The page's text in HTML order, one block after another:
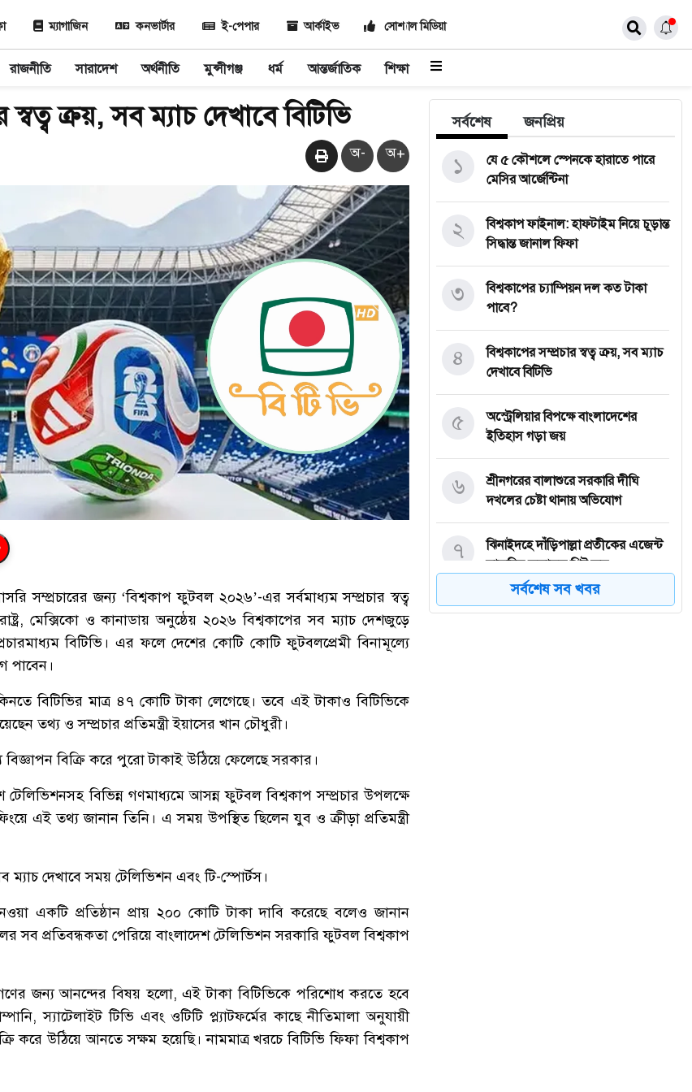
ম্যাগাজিন কনভার্টার ই-পেপার আর্কাইভ সোশ্যাল মিডিয়া
রাজনীতি সারাদেশ অর্থনীতি মুন্সীগঞ্জ ধর্ম আন্তর্জাতিক শিক্ষা
স্বত্ব ক্রয়, সব ম্যাচ দেখাবে বিটিভি
অ- অ+
সম্প্রচারের জন্য ‘বিশ্বকাপ ফুটবল ২০২৬’-এর সর্বমাধ্যম সম্প্রচার স্বত্ব
মেক্সিকো ও কানাডায় অনুষ্ঠেয় ২০২৬ বিশ্বকাপের সব ম্যাচ দেশজুড়ে
বিটিভি। এর ফলে দেশের কোটি কোটি ফুটবলপ্রেমী বিনামূল্যে
পাবেন।
বিটিভির মাত্র ৪৭ কোটি টাকা লেগেছে। তবে এই টাকাও বিটিভিকে
তথ্য ও সম্প্রচার প্রতিমন্ত্রী ইয়াসের খান চৌধুরী।
বিক্রি করে পুরো টাকাই উঠিয়ে ফেলেছে সরকার।
বিভিন্ন গণমাধ্যমে আসন্ন ফুটবল বিশ্বকাপ সম্প্রচার উপলক্ষে
এই তথ্য জানান তিনি। এ সময় উপস্থিত ছিলেন যুব ও ক্রীড়া প্রতিমন্ত্রী
ম্যাচ দেখাবে সময় টেলিভিশন এবং টি-স্পোর্টস।
একটি প্রতিষ্ঠান প্রায় ২০০ কোটি টাকা দাবি করেছে বলেও জানান
সব প্রতিবন্ধকতা পেরিয়ে বাংলাদেশ টেলিভিশন সরকারি ফুটবল বিশ্বকাপ
জন্য আনন্দের বিষয় হলো, এই টাকা বিটিভিকে পরিশোধ করতে হবে
স্যাটেলাইট টিভি এবং ওটিটি প্ল্যাটফর্মের কাছে নীতিমালা অনুযায়ী
করে উঠিয়ে আনতে সক্ষম হয়েছি। নামমাত্র খরচে বিটিভি ফিফা বিশ্বকাপ
সর্বশেষ জনপ্রিয়
যে ৫ কৌশলে স্পেনকে হারাতে পারে
মেসির আর্জেন্টিনা
১
বিশ্বকাপ ফাইনাল: হাফটাইম নিয়ে চূড়ান্ত
সিদ্ধান্ত জানাল ফিফা
২
বিশ্বকাপের চ্যাম্পিয়ন দল কত টাকা
পাবে?
৩
বিশ্বকাপের সম্প্রচার স্বত্ব ক্রয়, সব ম্যাচ
দেখাবে বিটিভি
৪
অস্ট্রেলিয়ার বিপক্ষে বাংলাদেশের
ইতিহাস গড়া জয়
৫
শ্রীনগরের বালাশুরে সরকারি দীঘি
দখলের চেষ্টা থানায় অভিযোগ
৬
ঝিনাইদহে দাঁড়িপাল্লা প্রতীকের এজেন্ট
স্বাক্ষরিত ফলাফল শিট জব্দ
৭
ত্রয়োদশ জাতীয় নির্বাচন, শান্তিপূর্ণ ও
৮
সর্বশেষ সব খবর